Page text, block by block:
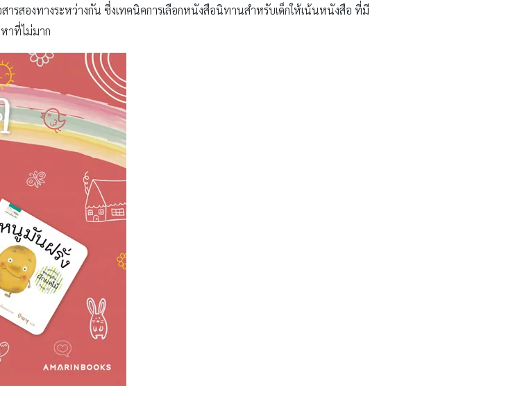
รสองทางระหว่างกัน ซึ่งเทคนิคการเลือกหนังสือนิทานสำหรับเด็กให้เน้นหนังสือ ที่มี
าที่ไม่มาก